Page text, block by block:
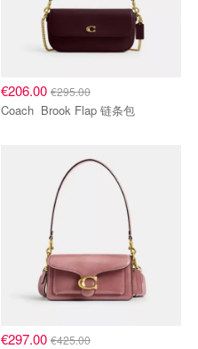
€206.00 €295.00
Coach Brook Flap 链条包
€297.00 €425.00